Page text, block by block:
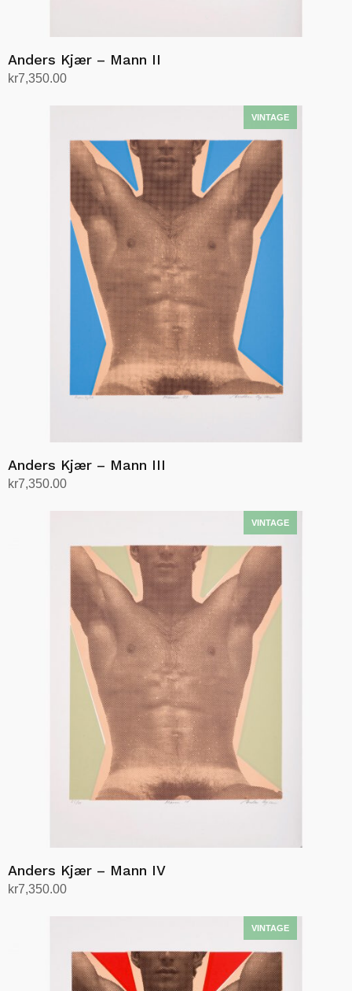
Anders Kjær – Mann II
kr7,350.00
Anders Kjær – Mann III
kr7,350.00
Anders Kjær – Mann IV
kr7,350.00